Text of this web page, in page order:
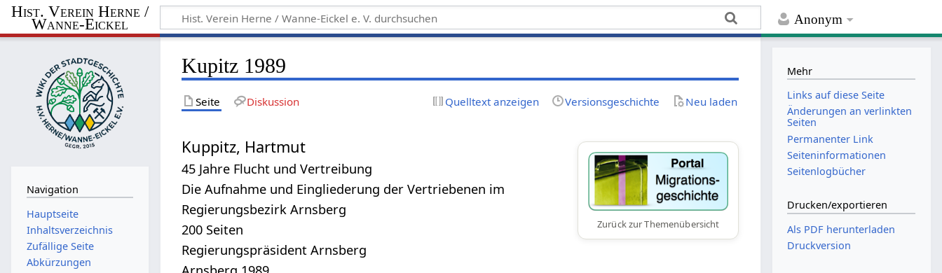
Anonym
Hist. Verein Herne /
Wanne-Eickel
Kupitz 1989
Seite Diskussion Quelltext anzeigen Versionsgeschichte Neu laden
Zurück zur Themenübersicht
Kuppitz, Hartmut
45 Jahre Flucht und Vertreibung
Die Aufnahme und Eingliederung der Vertriebenen im
Regierungsbezirk Arnsberg
200 Seiten
Regierungspräsident Arnsberg
Navigation
Hauptseite
Inhaltsverzeichnis
Zufällige Seite
Abkürzungen
Mehr
Links auf diese Seite
Änderungen an verlinkten
Seiten
Permanenter Link
Seiten­­informationen
Seitenlogbücher
Drucken/­exportieren
Als PDF herunterladen
Druckversion